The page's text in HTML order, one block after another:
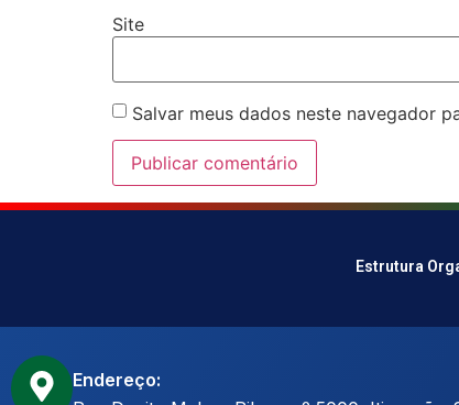
Site
Salvar meus dados neste navegador
Estrutura
Endereço: